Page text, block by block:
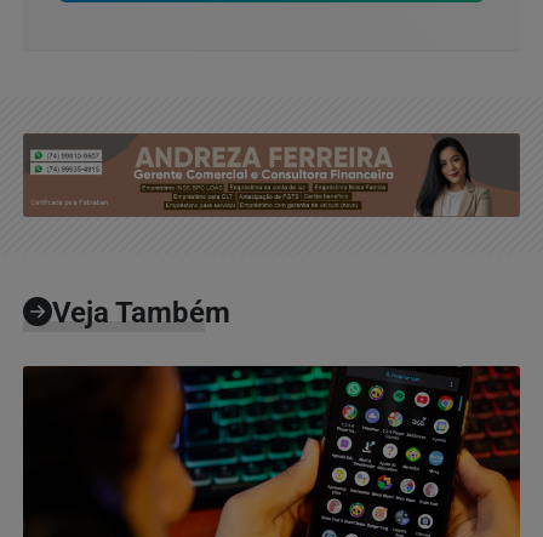
Veja Também